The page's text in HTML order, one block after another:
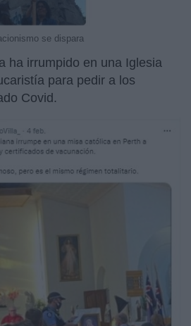
se dispara
ha irrumpido en una Iglesia
para pedir a los
Covid.